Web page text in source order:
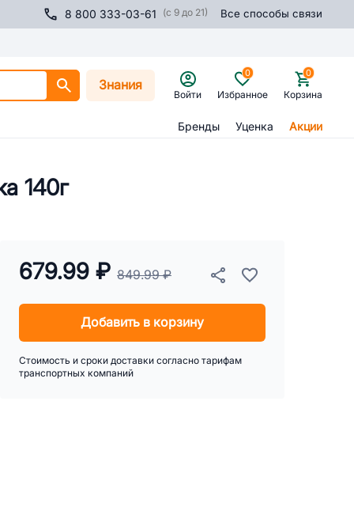
8 800 333-03-61 (с 9 до 21) Все способы связи
Знания
Войти Избранное
0
Корзина
0
Бренды Уценка Акции
140г
679.99 ₽ 849.99 ₽
Добавить в корзину
Стоимость и сроки доставки согласно тарифам
транспортных компаний